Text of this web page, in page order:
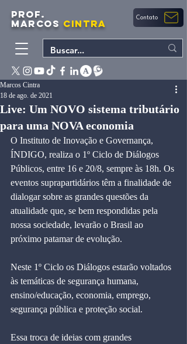
PROF.
MARCOS CINTRA Contato
Live: Um NOVO sistema tributário
para uma NOVA economia
Marcos Cintra
18 de ago. de 2021
O Instituto de Inovação e Governança,
ÍNDIGO, realiza o 1º Ciclo de Diálogos
Públicos, entre 16 e 20/8, sempre às 18h. Os
eventos suprapartidários têm a finalidade de
dialogar sobre as grandes questões da
atualidade que, se bem respondidas pela
nossa sociedade, levarão o Brasil ao
próximo patamar de evolução.
Neste 1º Ciclo os Diálogos estarão voltados
às temáticas de segurança humana,
ensino/educação, economia, emprego,
segurança pública e proteção social.
Essa troca de ideias com grandes